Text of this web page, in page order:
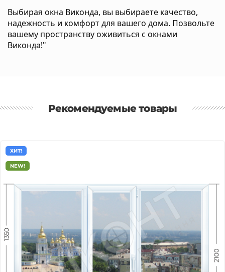
Выбирая окна Виконда, вы выбираете качество,
надежность и комфорт для вашего дома. Позвольте
вашему пространству оживиться с окнами
Виконда!"
Рекомендуемые товары
ХИТ!
NEW!